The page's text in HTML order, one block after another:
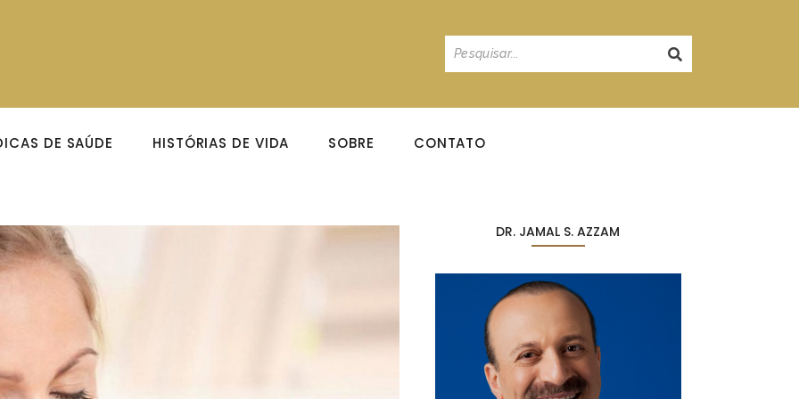
DE SAÚDE HISTÓRIAS DE VIDA SOBRE CONTATO
DR. JAMAL S. AZZAM